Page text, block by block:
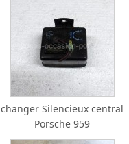
changer Silencieux central
Porsche 959